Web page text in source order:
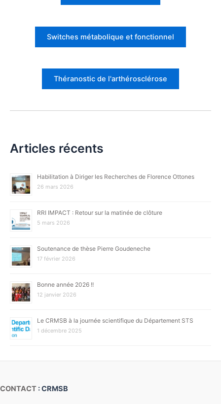
Switches métabolique et fonctionnel
Théranostic de l'arthérosclérose
Articles récents
Habilitation à Diriger les Recherches de Florence Ottones
26 mars 2026
RRI IMPACT : Retour sur la matinée de clôture
5 mars 2026
Soutenance de thèse Pierre Goudeneche
17 février 2026
Bonne année 2026 !!
12 janvier 2026
Le CRMSB à la journée scientifique du Département STS
1 décembre 2025
CONTACT : CRMSB